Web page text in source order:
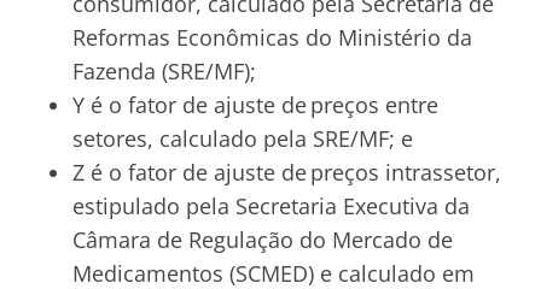
Reformas Econômicas do Ministério da
Fazenda (SRE/MF);
Y é o fator de ajuste de preços entre
setores, calculado pela SRE/MF; e
Z é o fator de ajuste de preços intrassetor,
estipulado pela Secretaria Executiva da
Câmara de Regulação do Mercado de
Medicamentos (SCMED) e calculado em